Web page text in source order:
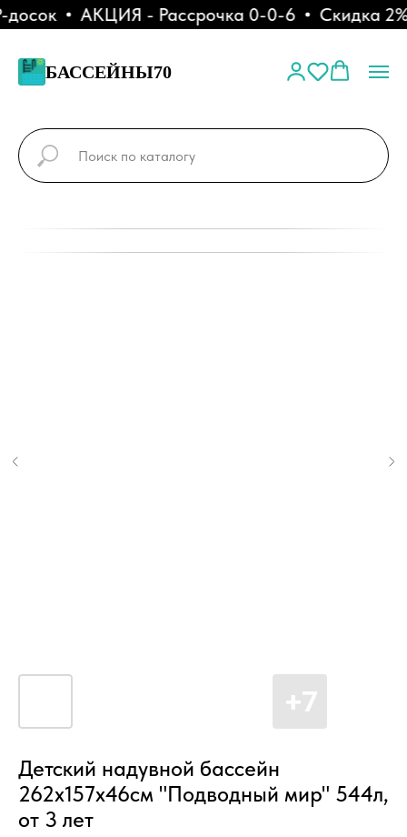
АКЦИЯ - Рассрочка 0-0-6 Скидка 2%
БАССЕЙНЫ70
Детский надувной бассейн
262х157х46см "Подводный мир" 544л,
от 3 лет